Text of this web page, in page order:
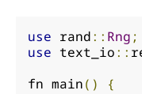
use rand:: Rng ;
use text_io::
fn main()
{